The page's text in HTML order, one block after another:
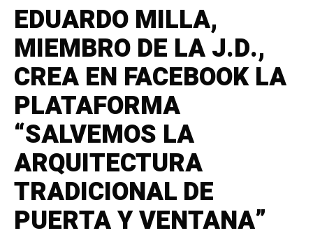
EDUARDO MILLA,
MIEMBRO DE LA J.D.,
CREA EN FACEBOOK LA
PLATAFORMA
“SALVEMOS LA
ARQUITECTURA
TRADICIONAL DE
PUERTA Y VENTANA”